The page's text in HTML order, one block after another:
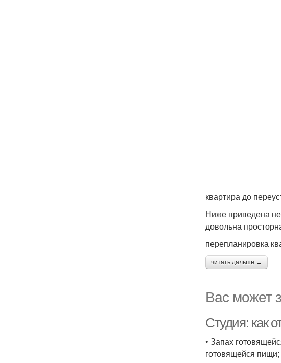
квартира до
Ниже приведена
довольна
перепланировка
читать дальше →
Вас может
Студия: как
• Запах
готовящейся пищи;